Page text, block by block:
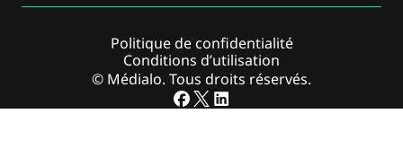
© Médialo. Tous droits réservés.
Politique de confidentialité
Conditions d’utilisation